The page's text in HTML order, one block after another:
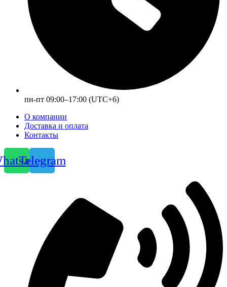
пн-пт 09:00–17:00 (UTC+6)
О компании
Доставка и оплата
Контакты
Telegram